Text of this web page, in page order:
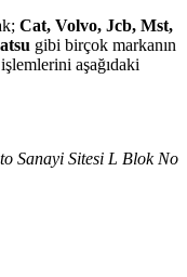
Cat, Volvo, Jcb, Mst,
gibi birçok markanın
aşağıdaki
Sanayi Sitesi L Blok No